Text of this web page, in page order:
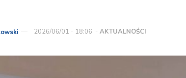
2026/06/01 - 18:06 - AKTUALNOŚCI